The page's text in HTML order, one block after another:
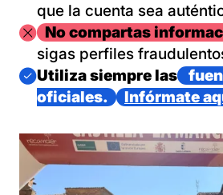
que la cuenta sea
ImagenNo compartas
sigas perfiles
Imagen
Utiliza siempre las
oficiales.
Infórmate